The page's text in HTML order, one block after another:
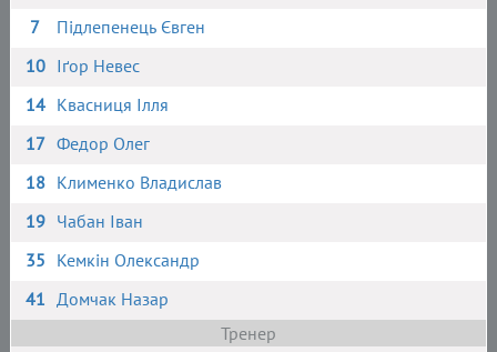
7
Підлепенець Євген
10 Іґор Невес
14 Квасниця Ілля
17 Федор Олег
18 Клименко Владислав
19 Чабан Іван
35 Кемкін Олександр
41 Домчак Назар
Тренер